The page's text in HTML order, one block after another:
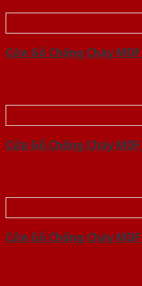
Cửa Gỗ Chống Cháy MDF
Cửa Gỗ Chống Cháy
Cửa Gỗ Chống Cháy